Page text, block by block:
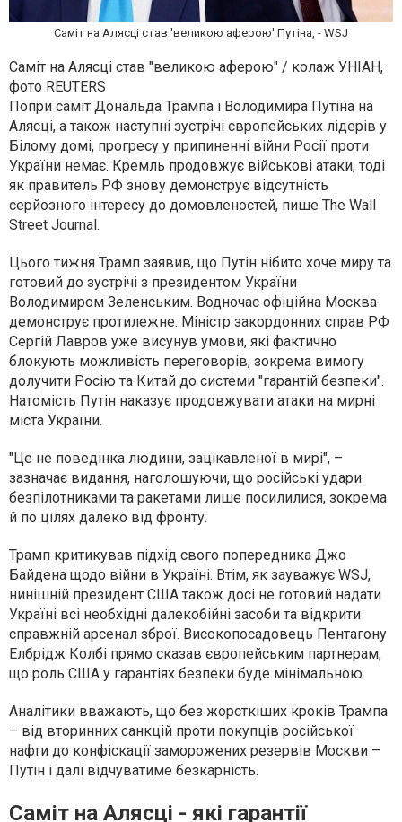
Саміт на Алясці став 'великою аферою' Путіна, - WSJ
Саміт на Алясці став "великою аферою" / колаж УНІАН,
фото REUTERS
Попри саміт Дональда Трампа і Володимира Путіна на
Алясці, а також наступні зустрічі європейських лідерів у
Білому домі, прогресу у припиненні війни Росії проти
України немає. Кремль продовжує військові атаки, тоді
як правитель РФ знову демонструє відсутність
серйозного інтересу до домовленостей, пише The Wall
Street Journal.
Цього тижня Трамп заявив, що Путін нібито хоче миру та
готовий до зустрічі з президентом України
Володимиром Зеленським. Водночас офіційна Москва
демонструє протилежне. Міністр закордонних справ РФ
Сергій Лавров уже висунув умови, які фактично
блокують можливість переговорів, зокрема вимогу
долучити Росію та Китай до системи "гарантій безпеки".
Натомість Путін наказує продовжувати атаки на мирні
міста України.
"Це не поведінка людини, зацікавленої в мирі", –
зазначає видання, наголошуючи, що російські удари
безпілотниками та ракетами лише посилилися, зокрема
й по цілях далеко від фронту.
Трамп критикував підхід свого попередника Джо
Байдена щодо війни в Україні. Втім, як зауважує WSJ,
нинішній президент США також досі не готовий надати
Україні всі необхідні далекобійні засоби та відкрити
справжній арсенал зброї. Високопосадовець Пентагону
Елбрідж Колбі прямо сказав європейським партнерам,
що роль США у гарантіях безпеки буде мінімальною.
Аналітики вважають, що без жорсткіших кроків Трампа
– від вторинних санкцій проти покупців російської
нафти до конфіскації заморожених резервів Москви –
Путін і далі відчуватиме безкарність.
Саміт на Алясці - які гарантії